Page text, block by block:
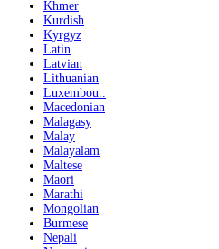
Khmer
Kurdish
Kyrgyz
Latin
Latvian
Lithuanian
Luxembou..
Macedonian
Malagasy
Malay
Malayalam
Maltese
Maori
Marathi
Mongolian
Burmese
Nepali